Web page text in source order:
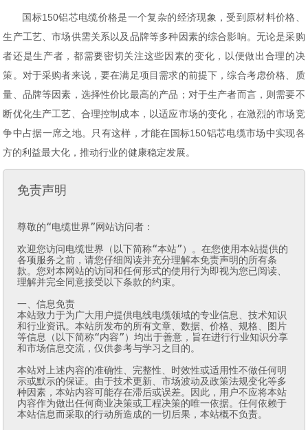
国标150铝芯电缆价格是一个复杂的经济现象，受到原材料价格、
生产工艺、市场供需关系以及品牌等多种因素的综合影响。无论是采购
者还是生产者，都需要密切关注这些因素的变化，以便做出合理的决
策。对于采购者来说，要在满足项目需求的前提下，综合考虑价格、质
量、品牌等因素，选择性价比最高的产品；对于生产者而言，则需要不
断优化生产工艺、合理控制成本，以适应市场的变化，在激烈的市场竞
争中占据一席之地。只有这样，才能在国标150铝芯电缆市场中实现各
方的利益最大化，推动行业的健康稳定发展。
免责声明
尊敬的“电缆世界”网站访问者：
欢迎您访问电缆世界（以下简称“本站”）。在您使用本站提供的
各项服务之前，请您仔细阅读并充分理解本免责声明的所有条
款。您对本网站的访问和任何形式的使用行为即视为您已阅读、
理解并完全同意接受以下条款的约束。
一、信息免责
本站致力于为广大用户提供电线电缆领域的专业信息、技术知识
和行业资讯。本站所发布的所有文章、数据、价格、规格、图片
等信息（以下简称“内容”）均出于善意，旨在进行行业知识分享
和市场信息交流，仅供参考与学习之目的。
本站对上述内容的准确性、完整性、时效性或适用性不做任何明
示或默示的保证。由于技术更新、市场波动及政策法规变化等多
种因素，本站内容可能存在滞后或误差。因此，用户不应将本站
内容作为做出任何商业决策或工程决策的唯一依据。任何依赖于
本站信息而采取的行动所造成的一切后果，本站概不负责。